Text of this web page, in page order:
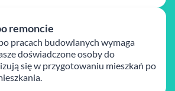
remoncie
pracach budowlanych wymaga
doświadczone osoby do
się w przygotowaniu mieszkań po